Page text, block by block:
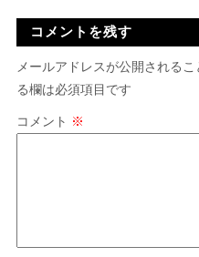
コメントを残す
メールアドレスが公開されるこ
る欄は必須項目です
コメント ※